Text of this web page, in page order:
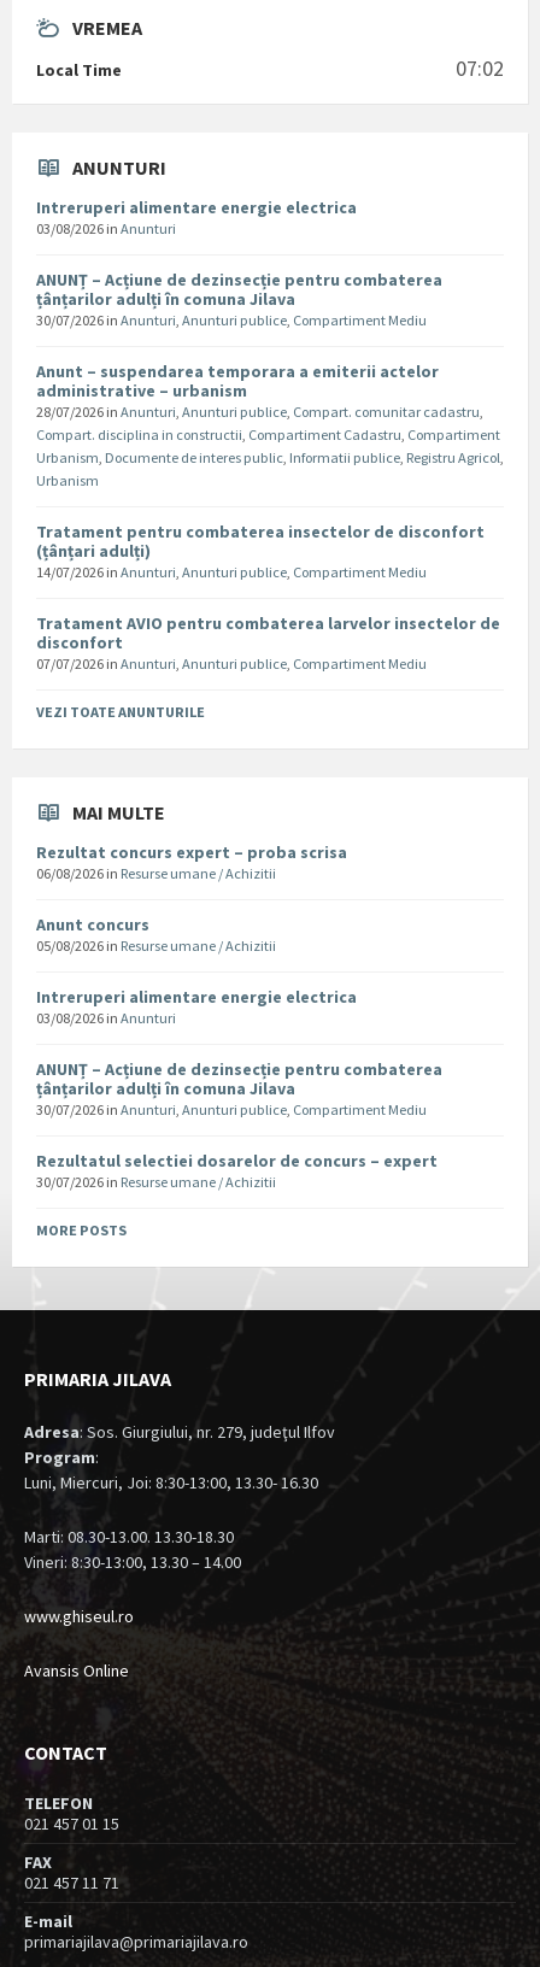
VREMEA
Local Time 07:02
ANUNTURI
Intreruperi alimentare energie electrica
03/08/2026 in Anunturi
ANUNȚ – Acțiune de dezinsecție pentru combaterea
țânțarilor adulți în comuna Jilava
30/07/2026 in Anunturi, Anunturi publice, Compartiment Mediu
Anunt – suspendarea temporara a emiterii actelor
administrative – urbanism
28/07/2026 in Anunturi, Anunturi publice, Compart. comunitar cadastru,
Compart. disciplina in constructii, Compartiment Cadastru, Compartiment
Urbanism, Documente de interes public, Informatii publice, Registru Agricol,
Urbanism
Tratament pentru combaterea insectelor de disconfort
(țânțari adulți)
14/07/2026 in Anunturi, Anunturi publice, Compartiment Mediu
Tratament AVIO pentru combaterea larvelor insectelor de
disconfort
07/07/2026 in Anunturi, Anunturi publice, Compartiment Mediu
VEZI TOATE ANUNTURILE
MAI MULTE
Rezultat concurs expert – proba scrisa
06/08/2026 in Resurse umane / Achizitii
Anunt concurs
05/08/2026 in Resurse umane / Achizitii
Intreruperi alimentare energie electrica
03/08/2026 in Anunturi
ANUNȚ – Acțiune de dezinsecție pentru combaterea
țânțarilor adulți în comuna Jilava
30/07/2026 in Anunturi, Anunturi publice, Compartiment Mediu
Rezultatul selectiei dosarelor de concurs – expert
30/07/2026 in Resurse umane / Achizitii
MORE POSTS
PRIMARIA JILAVA
Adresa: Sos. Giurgiului, nr. 279, judeţul Ilfov
Program:
Luni, Miercuri, Joi: 8:30-13:00, 13.30- 16.30
Marti: 08.30-13.00. 13.30-18.30
Vineri: 8:30-13:00, 13.30 – 14.00
www.ghiseul.ro
Avansis Online
CONTACT
TELEFON
021 457 01 15
FAX
021 457 11 71
E-mail
primariajilava@primariajilava.ro